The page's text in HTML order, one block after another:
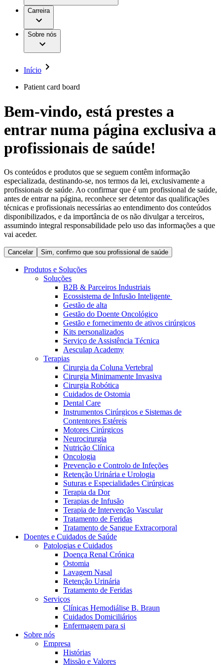
Aesculap Academy
Contentores Estéreis
Neurocirurgia
Nutrição Clínica
Prevenção e Controlo de Infeções
Retenção Urinária e Urologia
Suturas e Especialidades Cirúrgicas
Terapias de Infusão
Terapia de Intervenção Vascular
Tratamento de Feridas
Tratamento de Sangue Extracorporal
Soluções
Terapias
Catálogo de Produtos
Encontre o produto que procura. Visite o catálogo de produtos
da B. Braun com o nosso portfólio completo.
Patologias e Cuidados
Serviços
Cuidados Domiciliários
Coordenamos os seus cuidados médicos quando recebe alta
do hospital. Para mais informações, visite a nossa página de
cuidados domiciliários.
Trabalhar na B. Braun
Oportunidades de emprego
A nossa cultura
Vagas disponíveis
Descubra as tuas oportunidades de carreira na B. Braun.
Pesquise no nosso mercado de trabalho global por perfis de
trabalho interessantes.
Centro de Inovação
Responsabilidade
Acesso aos Cuidados de Saúde
Comunicados de Imprensa
Contactos
Formulário de Contacto
Empresa
Responsabilidade
Media
Centro de Inovação
Vamos impulsionar juntos a inovação na tecnologia médica.
Saiba mais sobre o nosso centro de inovação e apresente a sua
Contactos
Em diálogo com a B. Braun. Entre em contacto connosco
Carreira
Sobre nós
Início
Patient card board
Bem-vindo, está prestes a
entrar numa página exclusiva a
profissionais de saúde!
Os conteúdos e produtos que se seguem contêm informação
especializada, destinando-se, nos termos da lei, exclusivamente a
profissionais de saúde. Ao confirmar que é um profissional de saúde,
antes de entrar na página, reconhece ser detentor das qualificações
técnicas e profissionais necessárias ao entendimento dos conteúdos
disponibilizados, e da importância de os não divulgar a terceiros,
assumindo integral responsabilidade pelo uso das informações a que
vai aceder.
Cancelar Sim, confirmo que sou profissional de saúde
Produtos e Soluções
Soluções
B2B & Parceiros Industriais
Ecossistema de Infusão Inteligente
Gestão de alta
Gestão do Doente Oncológico
Gestão e fornecimento de ativos cirúrgicos
Kits personalizados
Serviço de Assistência Técnica
Aesculap Academy
Terapias
Cirurgia da Coluna Vertebral
Cirurgia Minimamente Invasiva
Cirurgia Robótica
Cuidados de Ostomia
Dental Care
Instrumentos Cirúrgicos e Sistemas de
Contentores Estéreis
Motores Cirúrgicos
Neurocirurgia
Nutrição Clínica
Oncologia
Prevenção e Controlo de Infeções
Retenção Urinária e Urologia
Suturas e Especialidades Cirúrgicas
Terapia da Dor
Terapias de Infusão
Terapia de Intervenção Vascular
Tratamento de Feridas
Tratamento de Sangue Extracorporal
Doentes e Cuidados de Saúde
Patologias e Cuidados
Doença Renal Crónica
Ostomia
Lavagem Nasal
Retenção Urinária
Tratamento de Feridas
Serviços
Clínicas Hemodiálise B. Braun
Cuidados Domiciliários
Enfermagem para si
Sobre nós
Empresa
Histórias
Missão e Valores